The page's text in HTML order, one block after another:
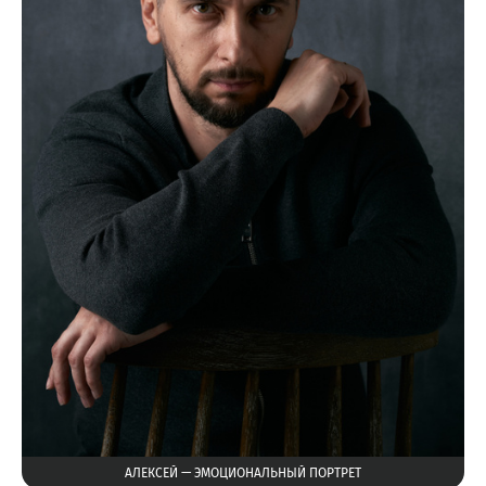
АЛЕКСЕЙ — ЭМОЦИОНАЛЬНЫЙ ПОРТРЕТ